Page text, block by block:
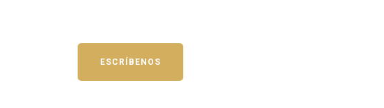
ESCRÍBENOS